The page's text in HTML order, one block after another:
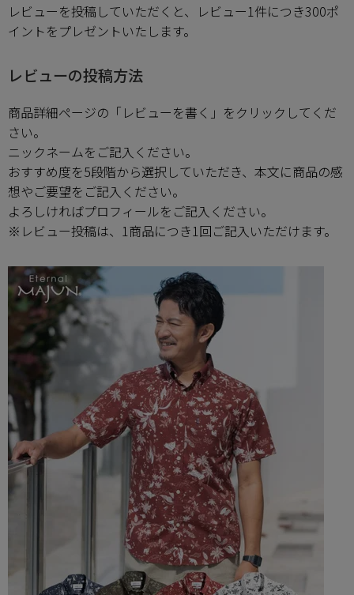
ペア商品
新商品
再入荷商品
アウトレット
レーベルから探す
レビューを投稿していただくと、レビュー1件につき300ポ
イントをプレゼントいたします。
レビューの投稿方法
商品詳細ページの「レビューを書く」をクリックしてくだ
さい。
ニックネームをご記入ください。
おすすめ度を5段階から選択していただき、本文に商品の感
想やご要望をご記入ください。
よろしければプロフィールをご記入ください。
※レビュー投稿は、1商品につき1回ご記入いただけます。